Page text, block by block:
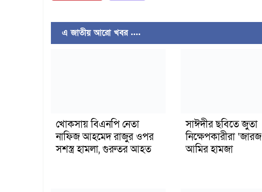
এ জাতীয় আরো খবর ....
খোকসায় বিএনপি নেতা
নাফিজ আহমেদ রাজুর ওপর
সশস্ত্র হামলা, গুরুতর আহত
সাঈদীর ছবিতে জুতা
নিক্ষেপকারীরা
আমির হামজা